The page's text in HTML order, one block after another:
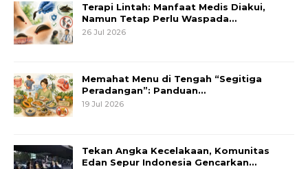
Terapi Lintah: Manfaat Medis Diakui,
Namun Tetap Perlu Waspada…
26 Jul 2026
Memahat Menu di Tengah “Segitiga
Peradangan”: Panduan…
19 Jul 2026
Tekan Angka Kecelakaan, Komunitas
Edan Sepur Indonesia Gencarkan…